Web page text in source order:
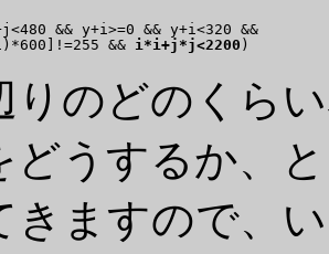
&& y+i>=0 && y+i<320 &&
&&
i*i+j*j<2200
のどのくら
どうするか、
きますので、